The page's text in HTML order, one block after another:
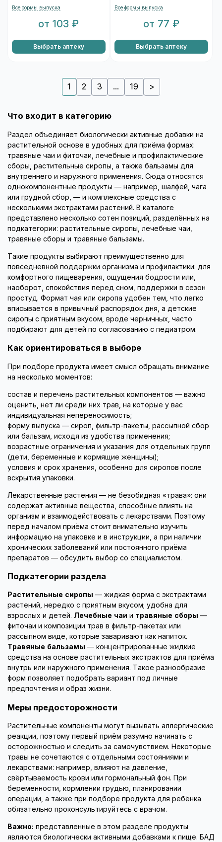
Все формы выпуска
от 103 ₽
Выбрать аптеку
Все формы выпуска
от 77 ₽
Выбрать аптеку
1 2 3 ... 19 >
Что входит в категорию
Раздел объединяет биологически активные добавки на
растительной основе в удобных для приёма формах:
травяные чаи и фиточаи, лечебные и профилактические
сборы, растительные сиропы, а также бальзамы для
внутреннего и наружного применения. Сюда относятся
однокомпонентные продукты — например, шалфей, чага
или грудной сбор, — и комплексные средства с
несколькими экстрактами растений. В каталоге
представлено несколько сотен позиций, разделённых на
подкатегории: растительные сиропы, лечебные чаи,
травяные сборы и травяные бальзамы.
Такие продукты выбирают преимущественно для
повседневной поддержки организма и профилактики: для
комфортного пищеварения, ощущения бодрости или,
наоборот, спокойствия перед сном, поддержки в сезон
простуд. Формат чая или сиропа удобен тем, что легко
вписывается в привычный распорядок дня, а детские
сиропы с приятным вкусом, вроде черничных, часто
подбирают для детей по согласованию с педиатром.
Как ориентироваться в выборе
При подборе продукта имеет смысл обращать внимание
на несколько моментов:
состав и перечень растительных компонентов — важно
оценить, нет ли среди них трав, на которые у вас
индивидуальная непереносимость;
форму выпуска — сироп, фильтр-пакеты, рассыпной сбор
или бальзам, исходя из удобства применения;
возрастные ограничения и указания для отдельных групп
(дети, беременные и кормящие женщины);
условия и срок хранения, особенно для сиропов после
вскрытия упаковки.
Лекарственные растения — не безобидная «трава»: они
содержат активные вещества, способные влиять на
организм и взаимодействовать с лекарствами. Поэтому
перед началом приёма стоит внимательно изучить
информацию на упаковке и в инструкции, а при наличии
хронических заболеваний или постоянного приёма
препаратов — обсудить выбор со специалистом.
Подкатегории раздела
Растительные сиропы — жидкая форма с экстрактами
растений, нередко с приятным вкусом; удобна для
взрослых и детей. Лечебные чаи и травяные сборы —
фиточаи и композиции трав в фильтр-пакетах или
рассыпном виде, которые заваривают как напиток.
Травяные бальзамы — концентрированные жидкие
средства на основе растительных экстрактов для приёма
внутрь или наружного применения. Такое разнообразие
форм позволяет подобрать вариант под личные
предпочтения и образ жизни.
Меры предосторожности
Растительные компоненты могут вызывать аллергические
реакции, поэтому первый приём разумно начинать с
осторожностью и следить за самочувствием. Некоторые
травы не сочетаются с отдельными состояниями и
лекарствами: например, влияют на давление,
свёртываемость крови или гормональный фон. При
беременности, кормлении грудью, планировании
операции, а также при подборе продукта для ребёнка
обязательно проконсультируйтесь с врачом.
Важно: представленные в этом разделе продукты
являются биологически активными добавками к пище. БАД